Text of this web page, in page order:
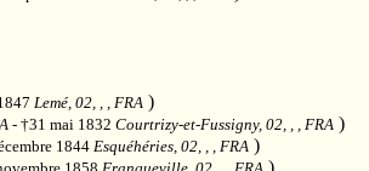
Lemé, 02, , , FRA )
- †31 mai 1832 Courtrizy-et-Fussigny, 02, , , FRA )
1844 Esquéhéries, 02, , , FRA )
)